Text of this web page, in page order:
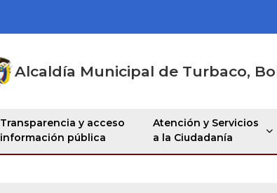
Alcaldía Municipal de Turbaco,
Transparencia y acceso
información pública
Atención y Servicios
a la Ciudadanía